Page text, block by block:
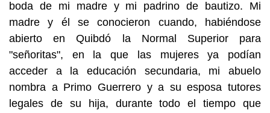
boda de mi madre y mi padrino de bautizo. Mi
madre y él se conocieron cuando, habiéndose
abierto en Quibdó la Normal Superior para
"señoritas", en la que las mujeres ya podían
acceder a la educación secundaria, mi abuelo
nombra a Primo Guerrero y a su esposa tutores
legales de su hija, durante todo el tiempo que